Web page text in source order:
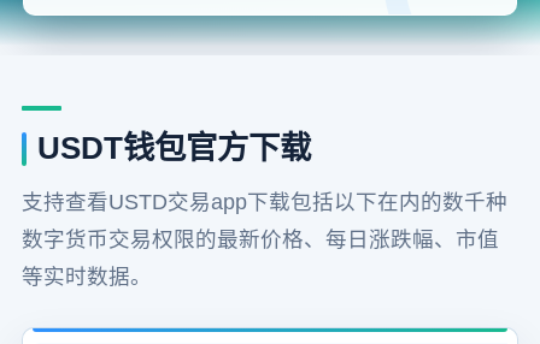
USDT钱包官方下载
支持查看USTD交易app下载包括以下在内的数千种
数字货币交易权限的最新价格、每日涨跌幅、市值
等实时数据。